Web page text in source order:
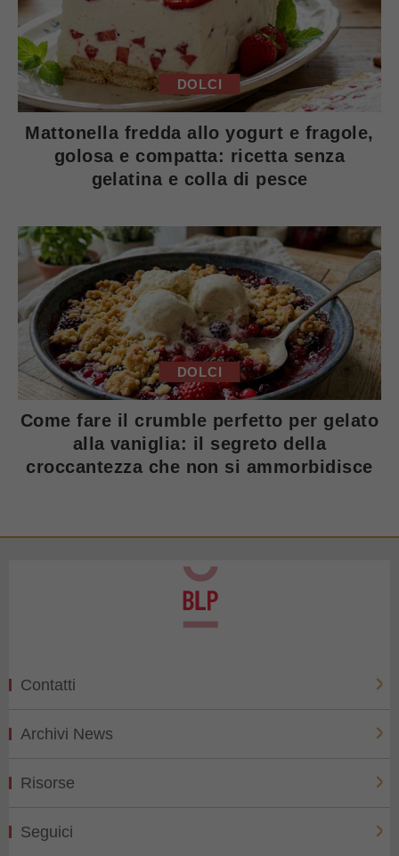
DOLCI
Mattonella fredda allo yogurt e fragole,
golosa e compatta: ricetta senza
gelatina e colla di pesce
DOLCI
Come fare il crumble perfetto per gelato
alla vaniglia: il segreto della
croccantezza che non si ammorbidisce
Contatti
Archivi News
Risorse
Seguici